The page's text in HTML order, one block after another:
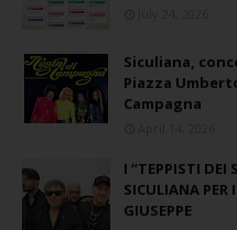
Siculiana,
Piazza
Campagna
I “TEPPISTI DEI
SICULIANA PER
GIUSEPPE